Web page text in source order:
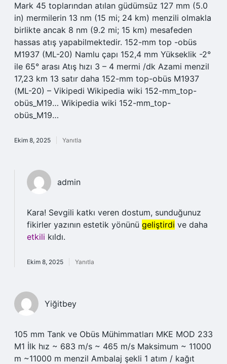
Mark 45 toplarından atılan güdümsüz 127 mm (5.0
in) mermilerin 13 nm (15 mi; 24 km) menzili olmakla
birlikte ancak 8 nm (9.2 mi; 15 km) mesafeden
hassas atış yapabilmektedir. 152-mm top -obüs
M1937 (ML-20) Namlu çapı 152,4 mm Yükseklik -2°
ile 65° arası Atış hızı 3 – 4 mermi /dk Azami menzil
17,23 km 13 satır daha 152-mm top-obüs M1937
(ML-20) – Vikipedi Wikipedia wiki 152-mm_top-
obüs_M19… Wikipedia wiki 152-mm_top-
obüs_M19…
Ekim 8, 2025 Yanıtla
admin
Kara! Sevgili katkı veren dostum, sunduğunuz
fikirler yazının estetik yönünü geliştirdi ve daha
etkili kıldı.
Ekim 8, 2025 Yanıtla
Yiğitbey
105 mm Tank ve Obüs Mühimmatları MKE MOD 233
M1 İlk hız ~ 683 m/s ~ 465 m/s Maksimum ~ 11000
m ~11000 m menzil Ambalaj şekli 1 atım / kağıt